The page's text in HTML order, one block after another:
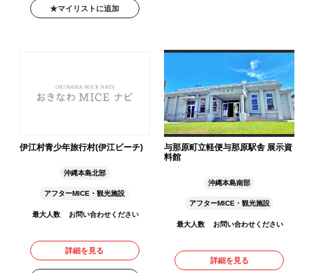
マイリストに追加
伊江村青少年旅行村(伊江ビーチ)
沖縄本島北部
アフターMICE・観光施設
最大人数 お問い合わせください
詳細を見る
与那原町立軽便与那原駅舎 展示資
料館
沖縄本島南部
アフターMICE・観光施設
最大人数 お問い合わせください
詳細を見る